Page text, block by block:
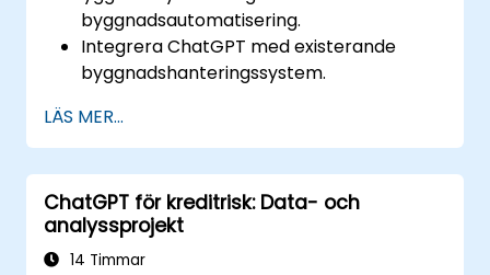
byggnadsautomatisering.
Integrera ChatGPT med existerande
byggnadshanteringssystem.
HVAC och brandsäkerhetssystem med
ChatGPT.
Utveckla och implementera anpassade
automatiseringskodsnuttar.
Övervaka och hantera byggnadssystem
med hjälp av AI-drivna insikter.
LÄS MER...
ChatGPT för kreditrisk: Data- och
analyssprojekt
14 Timmar